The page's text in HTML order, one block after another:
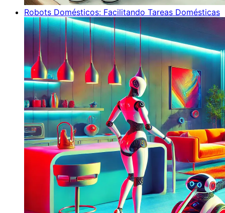
Robots Domésticos: Facilitando Tareas Domésticas